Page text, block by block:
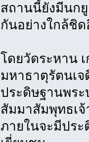
สถานนี้ยังมีนก
กันอย่างใกล้ชิ
โดยวัดระหาน
มหาธาตุรัตนเจ
ประดิษฐานพร
สัมมาสัมพุทธเ
ภายในจะมีประ